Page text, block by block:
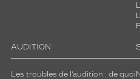
AUDITION
Les troubles de l’audition : de quoi